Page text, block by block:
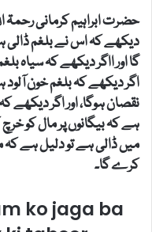
حضرت ابراہیم کرمانی رحمۃ
دیکھے کہ اس نے بلغم ڈالی
گا اور ااگر دیکھے کہ سیاہ
اگر دیکھے کہ بلغم خون
نقصان ہوگا، اور اگر دیکھے
ہے کہ بیگانوں پر مال کو
میں ڈالی ہے تو دلیل ہے کہ
کرے گا۔
ko jaga ba